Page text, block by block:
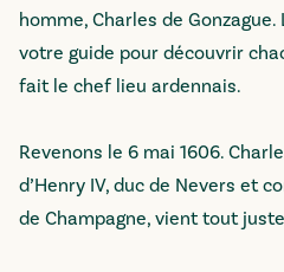
homme, Charles de
votre guide pour découvrir
fait le chef lieu ardennais.
Revenons le 6 mai 1606.
d’Henry IV, duc de Nevers et
de Champagne, vient tout